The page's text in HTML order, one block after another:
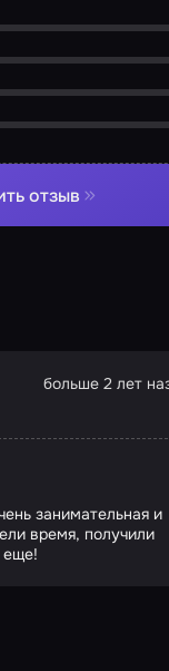
отзыв
больше 2 лет
занимательная и
время, получили
еще!